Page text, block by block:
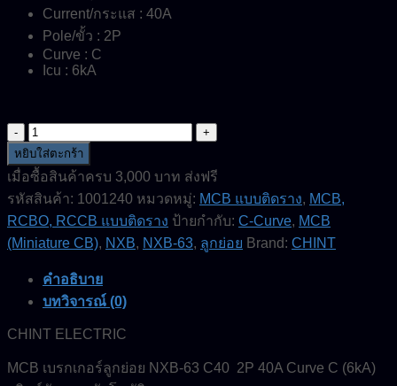
Current/กระแส : 40A
Pole/ขั้ว : 2P
Curve : C
Icu : 6kA
จำนวน
NXB-
63-
C40-
2P-
40A-
6kA-
MCB-
ELECTRIC
ชิ้น
หยิบใส่ตะกร้า
เมื่อซื้อสินค้าครบ 3,000 บาท ส่งฟรี
รหัสสินค้า: 1001240 หมวดหมู่: MCB แบบติดราง, MCB,
RCBO, RCCB แบบติดราง ป้ายกำกับ: C-Curve, MCB
(Miniature CB), NXB, NXB-63, ลูกย่อย Brand: CHINT
คำอธิบาย
บทวิจารณ์ (0)
CHINT ELECTRIC
MCB เบรกเกอร์ลูกย่อย NXB-63 C40 2P 40A Curve C (6kA)